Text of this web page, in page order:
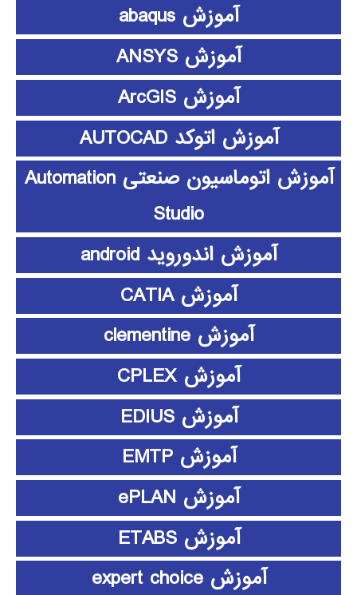
آموزش abaqus
آموزش ANSYS
آموزش ArcGIS
آموزش اتوکد AUTOCAD
آموزش اتوماسیون صنعتی Automation
Studio
آموزش اندوروید android
آموزش CATIA
آموزش clementine
آموزش CPLEX
آموزش EDIUS
آموزش EMTP
آموزش ePLAN
آموزش ETABS
آموزش expert choice